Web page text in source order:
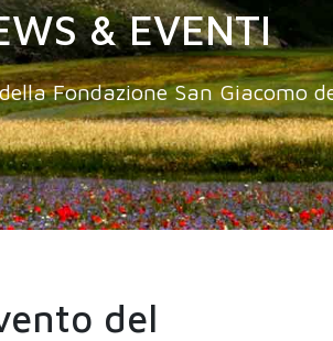
& EVENTI
Fondazione San Giacomo
del